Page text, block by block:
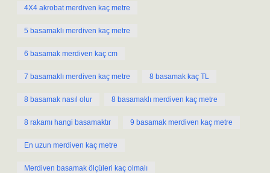
4X4 akrobat merdiven kaç metre
5 basamaklı merdiven kaç metre
6 basamak merdiven kaç cm
7 basamaklı merdiven kaç metre 8 basamak kaç TL
8 basamak nasıl olur 8 basamaklı merdiven kaç metre
8 rakamı hangi basamaktır 9 basamak merdiven kaç metre
En uzun merdiven kaç metre
Merdiven basamak ölçüleri kaç olmalı